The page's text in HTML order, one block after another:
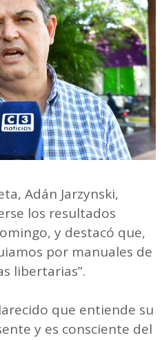
Adán Jarzynski,
los resultados
y destacó que,
por manuales de
libertarias”.
que entiende su
y es consciente del